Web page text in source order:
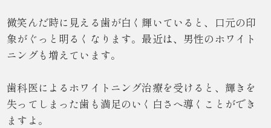
微笑んだ時に見える歯が白く輝いていると、口元の印
象がぐっと明るくなります。最近は、男性のホワイト
ニングも増えています。
歯科医によるホワイトニング治療を受けると、輝きを
失ってしまった歯も満足のいく白さへ導くことができ
ますよ。